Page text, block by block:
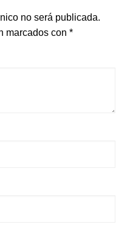
no será publicada.
marcados con *